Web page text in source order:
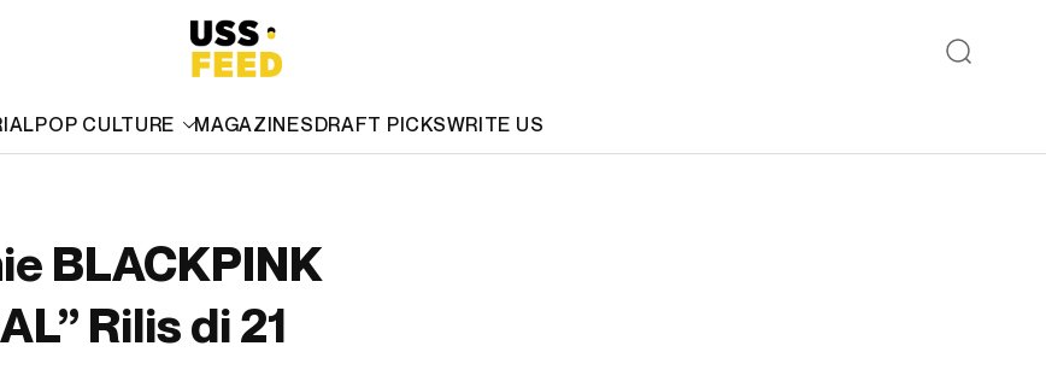
POP CULTURE MAGAZINESDRAFT PICKSWRITE US
BLACKPINK
Rilis di 21